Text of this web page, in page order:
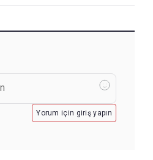
Yorum için giriş yapın